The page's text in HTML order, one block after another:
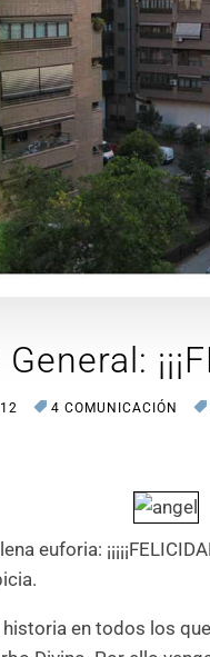
4 COMUNICACIÓN
euforia:
en todos los